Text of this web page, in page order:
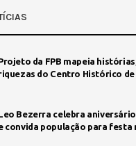
da FPB mapeia
do Centro Histórico de
Bezerra celebra
convida população para festa